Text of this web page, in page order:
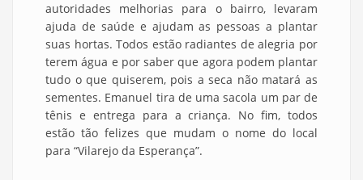
autoridades melhorias para o bairro, levaram
ajuda de saúde e ajudam as pessoas a plantar
suas hortas. Todos estão radiantes de alegria por
terem água e por saber que agora podem plantar
tudo o que quiserem, pois a seca não matará as
sementes. Emanuel tira de uma sacola um par de
tênis e entrega para a criança. No fim, todos
estão tão felizes que mudam o nome do local
para “Vilarejo da Esperança”.